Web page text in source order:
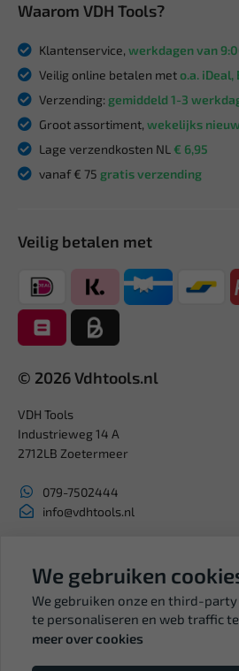
Waarom VDH Tools?
Klantenservice, werkdagen van
Veilig online betalen meto.a.
Verzending: gemiddeld 1-3
Groot assortiment, wekelijks
Lage verzendkosten NL € 6,95
vanaf € 75 gratis verzending
Veilig betalen met
© 2026 Vdhtools.nl
VDH Tools
Industrieweg 14 A
2712LB Zoetermeer
079-7502444
info@vdhtools.nl
BTW: NL819958657B01
We gebruiken
We gebruiken onze en third-
te personaliseren en web traffic
meer over cookies